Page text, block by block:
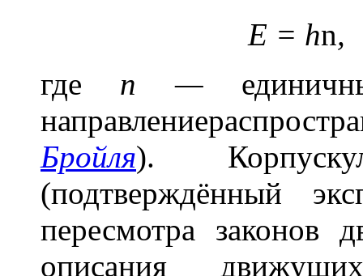
E = hn,
где n —
Бройля).
(подтверждённый
пересмотра законов
описания